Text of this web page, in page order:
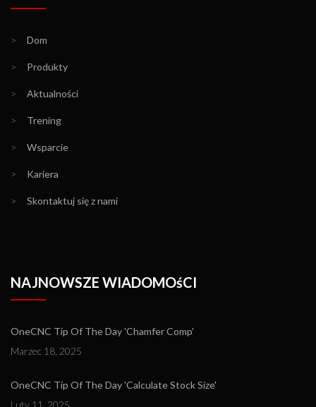
> Dom
> Produkty
> Aktualności
> Trening
> Wsparcie
> Kariera
> Skontaktuj się z nami
NAJNOWSZE WIADOMOśCI
OneCNC Tip Of The Day 'Chamfer Comp'
Marzec 18, 2025
OneCNC Tip Of The Day 'Calculate Stock Size'
Luty 11, 2025